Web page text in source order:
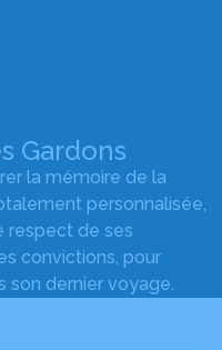
Gardons
la mémoire de la
personnalisée,
respect de ses
convictions, pour
son dernier voyage.